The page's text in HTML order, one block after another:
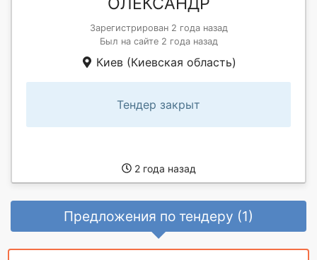
Зарегистрирован 2 года назад
Был на сайте 2 года назад
Киев (Киевская область)
Тендер закрыт
2 года назад
Предложения по тендеру (1)